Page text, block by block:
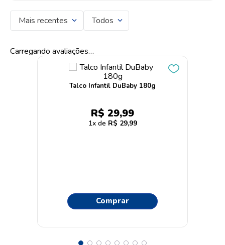
Mais recentes Todos
Carregando avaliações…
Talco Infantil DuBaby 180g
R$ 29,99
1 R$ 29,99
Comprar